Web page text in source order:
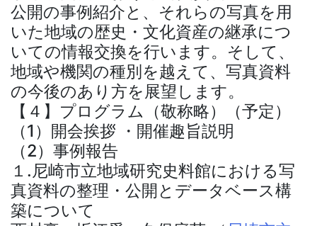
公開の事例紹介と、それらの写真を用
いた地域の歴史・文化資産の継承につ
いての情報交換を行います。そして、
地域や機関の種別を越えて、写真資料
の今後のあり方を展望します。
【４】プログラム（敬称略）（予定）
（1）開会挨拶 ・開催趣旨説明
（2）事例報告
１.尼崎市立地域研究史料館における写
真資料の整理・公開とデータベース構
築について